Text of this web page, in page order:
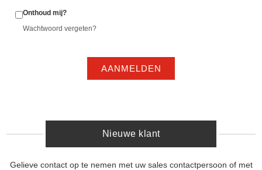
Onthoud mij?
Wachtwoord vergeten?
AANMELDEN
Nieuwe klant
Gelieve contact op te nemen met uw sales contactpersoon of met